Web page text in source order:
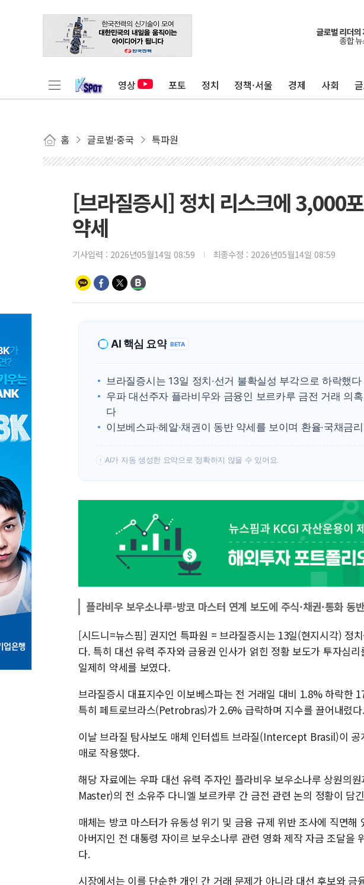
영상 포토 정치 정책·서울 경제 사회
홈 글로벌·중국 특파원
[브라질증시] 정치 리스크에 3,000
약세
기사입력 : 2026년05월14일 08:59 최종수정 : 2026년05월14일 08:59
AI 핵심 요약 BETA
브라질증시는 13일 정치·선거 불확실성 부각으로 하락했다
우파 대선주자 플라비우와 금융인 보르카루 금전 거래 의
다
이보베스파·헤알·채권이 동반 약세를 보이며 환율·국채금
! AI가 자동 생성한 요약으로 정확하지 않을 수 있어요.
플라비우 보우소나루-방코 마스터 연계 보도에 주식·채권·통화 동
[시드니=뉴스핌] 권지언 특파원 = 브라질증시는 13일(현지시각) 정
다. 특히 대선 유력 주자와 금융권 인사가 얽힌 정황 보도가 투자심
일제히 약세를 보였다.
브라질증시 대표지수인 이보베스파는 전 거래일 대비 1.8% 하락한
특히 페트로브라스(Petrobras)가 2.6% 급락하며 지수를 끌어내렸다.
이날 브라질 탐사보도 매체 인터셉트 브라질(Intercept Brasil)이 공
매로 작용했다.
해당 자료에는 우파 대선 유력 주자인 플라비우 보우소나루 상원의
Master)의 전 소유주 다니엘 보르카루 간 금전 관련 논의 정황이 담
매체는 방코 마스터가 유동성 위기 및 금융 규제 위반 조사에 직면해
아버지인 전 대통령 자이르 보우소나루 관련 영화 제작 자금 조달을
다.
시장에서는 이를 단순한 개인 간 거래 문제가 아니라 대선 후보와 금